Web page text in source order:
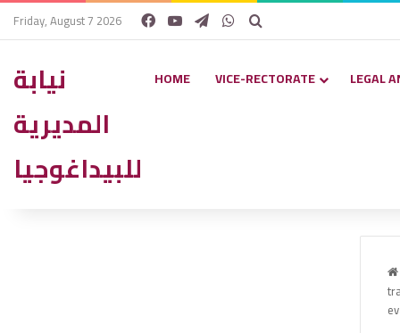
Friday, August 7 2026 FacebookYouTubeTelegramWhatsApp
Search for
نيابة
المديرية
للبيداغوجيا
HOME VICE-RECTORATE LEGAL